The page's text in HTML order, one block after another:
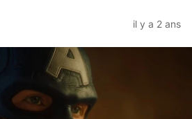
il y a 2 ans